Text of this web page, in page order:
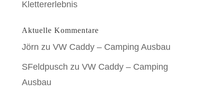
Klettererlebnis
Aktuelle Kommentare
Jörn zu VW Caddy – Camping Ausbau
SFeldpusch zu VW Caddy – Camping
Ausbau